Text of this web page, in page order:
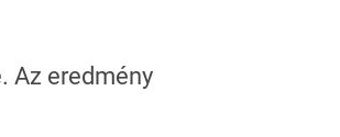
Az eredmény